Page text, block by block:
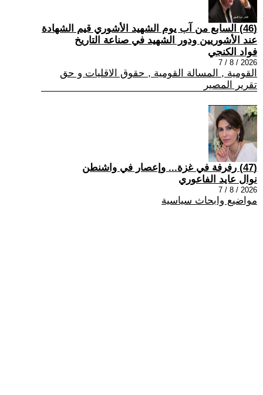
(46) السابع من آب يوم الشهيد الأشوري قيم الشهادة
عند الأشوريين ودور الشهيد في صناعة التاريخ
فواد الكنجي
2026 / 8 / 7
القومية , المسالة القومية , حقوق الاقليات و حق
تقرير المصير
(47) رفرفة في غزة... وإعصار في واشنطن
نوال عايد الفاعوري
2026 / 8 / 7
مواضيع وابحاث سياسية